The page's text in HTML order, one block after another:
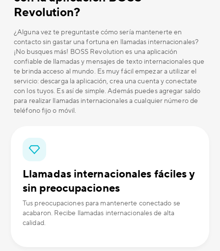
Revolution?
¿Alguna vez te preguntaste cómo sería mantenerte en
contacto sin gastar una fortuna en llamadas internacionales?
¡No busques más! BOSS Revolution es una aplicación
confiable de llamadas y mensajes de texto internacionales que
te brinda acceso al mundo. Es muy fácil empezar a utilizar el
servicio: descarga la aplicación, crea una cuenta y conectate
con los tuyos. Es así de simple. Además puedes agregar saldo
para realizar llamadas internacionales a cualquier número de
teléfono fijo o móvil.
Llamadas internacionales fáciles y
sin preocupaciones
Tus preocupaciones para mantenerte conectado se
acabaron. Recibe llamadas internacionales de alta
calidad.